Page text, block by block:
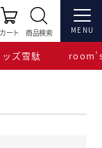
カート 商品検索
ズ雪駄
MENU